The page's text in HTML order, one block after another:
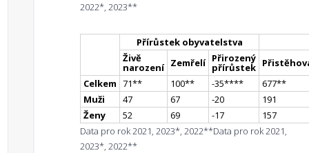
2022*, 2023**
Přírůstek obyvatelstva
Živě
narození Zemřelí Přirozený
přírůstek
Celkem 71** 100** -35**** 677**
Muži
47 67 -20
191
Ženy
52 69 -17
157
Data pro rok 2021, 2023*, 2022**Data pro rok 2021,
2023*, 2022**